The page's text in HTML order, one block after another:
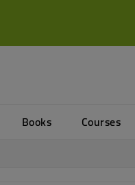
Books Courses